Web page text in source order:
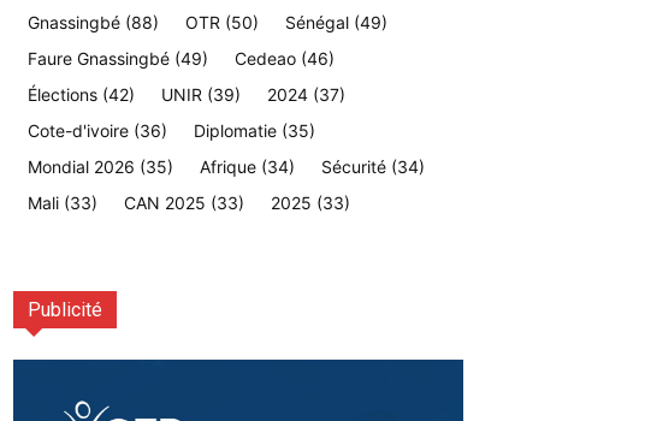
Gnassingbé (88) OTR (50) Sénégal (49)
Faure Gnassingbé (49) Cedeao (46)
Élections (42) UNIR (39) 2024 (37)
Cote-d'ivoire (36) Diplomatie (35)
Mondial 2026 (35) Afrique (34) Sécurité (34)
Mali (33) CAN 2025 (33) 2025 (33)
Publicité